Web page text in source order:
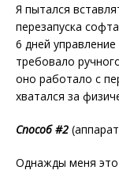
Я пытался
перезапуска
6 дней
требовало
оно работало с
хватался за
Способ #2
Однажды меня это